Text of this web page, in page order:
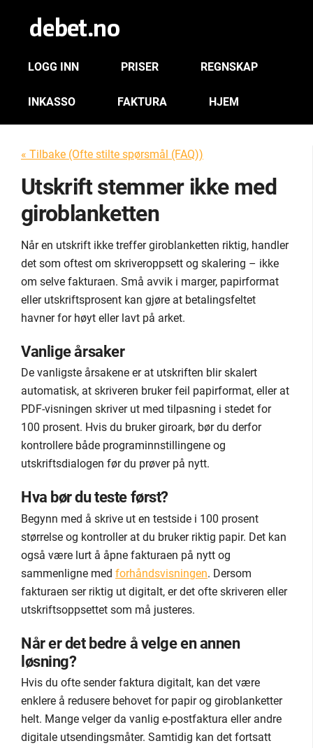
LOGG INN PRISER REGNSKAP
INKASSO FAKTURA HJEM
« Tilbake (Ofte stilte spørsmål (FAQ))
Utskrift stemmer ikke med
giroblanketten
Når en utskrift ikke treffer giroblanketten riktig, handler
det som oftest om skriveroppsett og skalering – ikke
om selve fakturaen. Små avvik i marger, papirformat
eller utskriftsprosent kan gjøre at betalingsfeltet
havner for høyt eller lavt på arket.
Vanlige årsaker
De vanligste årsakene er at utskriften blir skalert
automatisk, at skriveren bruker feil papirformat, eller at
PDF-visningen skriver ut med tilpasning i stedet for
100 prosent. Hvis du bruker giroark, bør du derfor
kontrollere både programinnstillingene og
utskriftsdialogen før du prøver på nytt.
Hva bør du teste først?
Begynn med å skrive ut en testside i 100 prosent
størrelse og kontroller at du bruker riktig papir. Det kan
også være lurt å åpne fakturaen på nytt og
sammenligne med forhåndsvisningen. Dersom
fakturaen ser riktig ut digitalt, er det ofte skriveren eller
utskriftsoppsettet som må justeres.
Når er det bedre å velge en annen
løsning?
Hvis du ofte sender faktura digitalt, kan det være
enklere å redusere behovet for papir og giroblanketter
helt. Mange velger da vanlig e-postfaktura eller andre
digitale utsendingsmåter. Samtidig kan det fortsatt